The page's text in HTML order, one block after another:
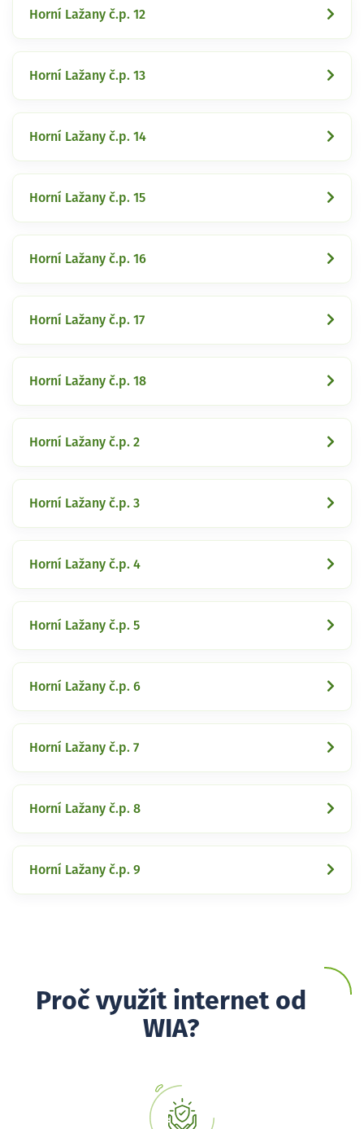
Horní Lažany č.p. 12
Horní Lažany č.p. 13
Horní Lažany č.p. 14
Horní Lažany č.p. 15
Horní Lažany č.p. 16
Horní Lažany č.p. 17
Horní Lažany č.p. 18
Horní Lažany č.p. 2
Horní Lažany č.p. 3
Horní Lažany č.p. 4
Horní Lažany č.p. 5
Horní Lažany č.p. 6
Horní Lažany č.p. 7
Horní Lažany č.p. 8
Horní Lažany č.p. 9
Proč využít internet od
WIA?